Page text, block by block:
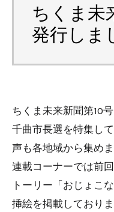
ちくま未
発行しま
ちくま未来新聞第10
千曲市長選を特集し
声も各地域から集めま
連載コーナーでは前
トーリー「おじょこ
挿絵を掲載しており